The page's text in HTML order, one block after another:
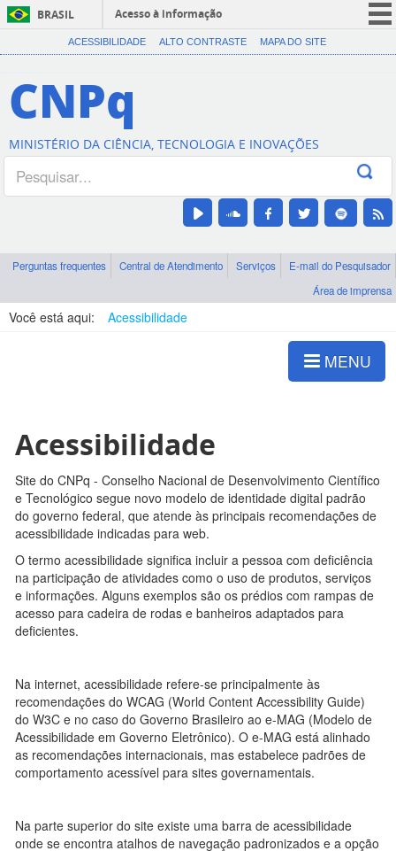
BRASIL
Acesso à informação
CORONAVÍRUS (COVID-19)
Canais
ACESSIBILIDADE ALTO CONTRASTE MAPA DO SITE
CNPq
MINISTÉRIO DA CIÊNCIA, TECNOLOGIA E INOVAÇÕES
Perguntas frequentes Central de Atendimento Serviços
E-mail do Pesquisador
Área de imprensa
Você está aqui: Acessibilidade
MENU
Acessibilidade
Site do CNPq - Conselho Nacional de Desenvolvimento Científico
e Tecnológico segue novo modelo de identidade digital padrão
do governo federal, que atende às principais recomendações de
acessibilidade indicadas para web.
O termo acessibilidade significa incluir a pessoa com deficiência
na participação de atividades como o uso de produtos, serviços
e informações. Alguns exemplos são os prédios com rampas de
acesso para cadeira de rodas e banheiros adaptados para
deficientes.
Na internet, acessibilidade refere-se principalmente às
recomendações do WCAG (World Content Accessibility Guide)
do W3C e no caso do Governo Brasileiro ao e-MAG (Modelo de
Acessibilidade em Governo Eletrônico). O e-MAG está alinhado
as recomendações internacionais, mas estabelece padrões de
comportamento acessível para sites governamentais.
Na parte superior do site existe uma barra de acessibilidade
onde se encontra atalhos de navegação padronizados e a opção